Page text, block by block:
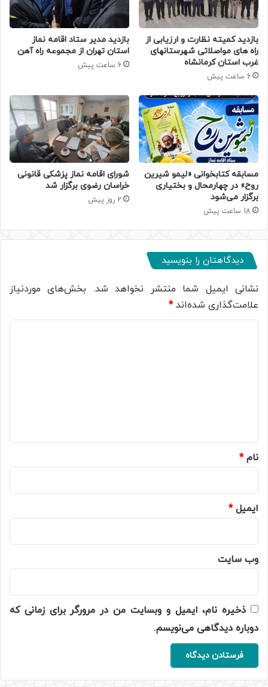
بازدید کمیته نظارت و ارزیابی از
راه های مواصلاتی شهرستانهای
غرب استان کرمانشاه
6 ساعت پیش
بازدید مدیر ستاد اقامه نماز
استان تهران از مجموعه راه آهن
6 ساعت پیش
مسابقه کتابخوانی «لیمو شیرین
روح» در چهارمحال و بختیاری
برگزار می‌شود
18 ساعت پیش
شورای اقامه نماز پزشکی قانونی
خراسان رضوی برگزار شد
2 روز پیش
دیدگاهتان را بنویسید
نشانی ایمیل شما منتشر نخواهد شد. بخش‌های موردنیاز
علامت‌گذاری شده‌اند*
نام*
ایمیل*
وب‌ سایت
ذخیره نام، ایمیل و وبسایت من در مرورگر برای زمانی که
دوباره دیدگاهی می‌نویسم.